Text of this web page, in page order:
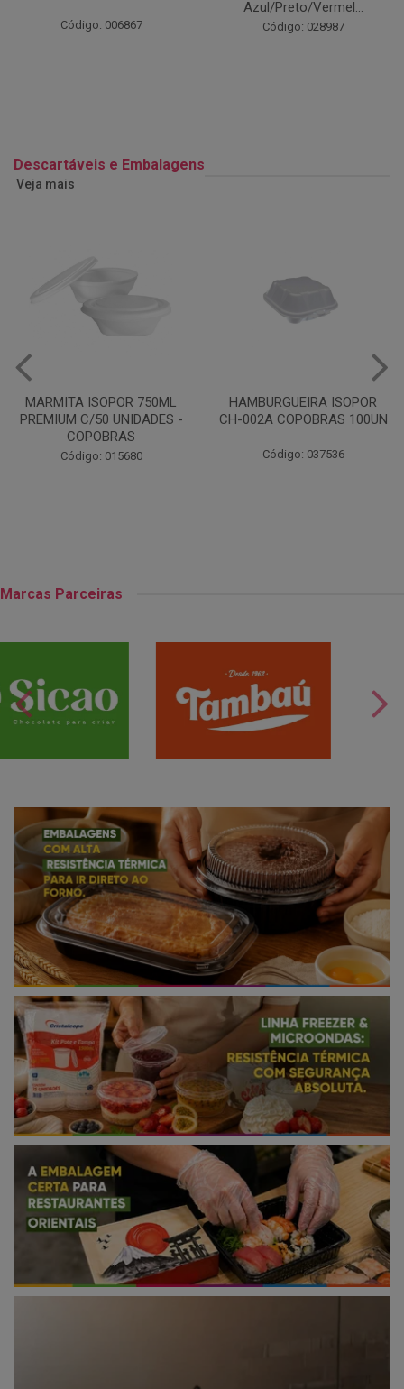
Código: 028987 Código: 028164
Descartáveis e Embalagens
Veja mais
HAMBURGUEIRA ISOPOR
CH-002A COPOBRAS 100UN
Código: 037536
CAIXA PARDA PIZZA N30
OITAVADA BALUARTE C/10
Código: 001124
Marcas Parceiras